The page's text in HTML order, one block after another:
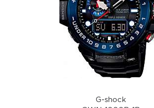
G-shock
GWN-1000B-1B
i
G-shock